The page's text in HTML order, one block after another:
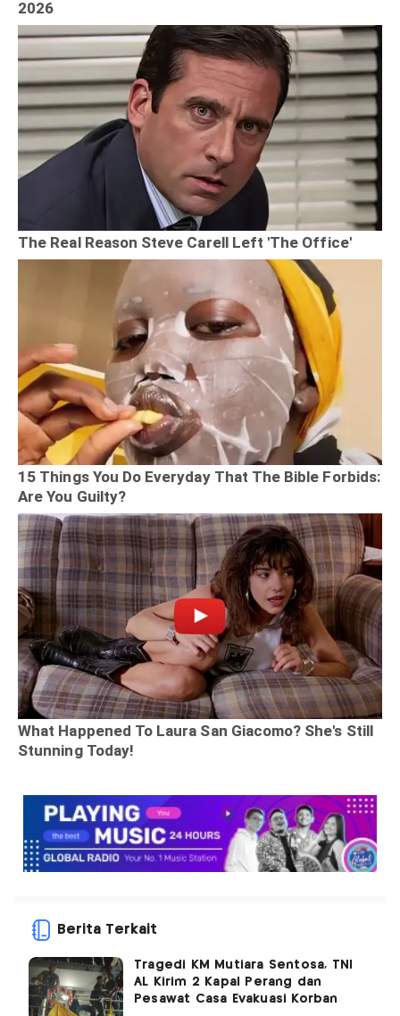
Berita Terkait
Tragedi KM Mutiara Sentosa, TNI
AL Kirim 2 Kapal Perang dan
Pesawat Casa Evakuasi Korban